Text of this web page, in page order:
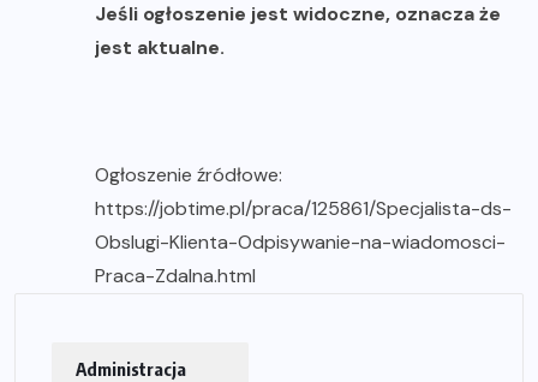
Jeśli ogłoszenie jest widoczne, oznacza że
jest aktualne.
Ogłoszenie źródłowe:
https://jobtime.pl/praca/125861/Specjalista-ds-
Obslugi-Klienta-Odpisywanie-na-wiadomosci-
Praca-Zdalna.html
Administracja